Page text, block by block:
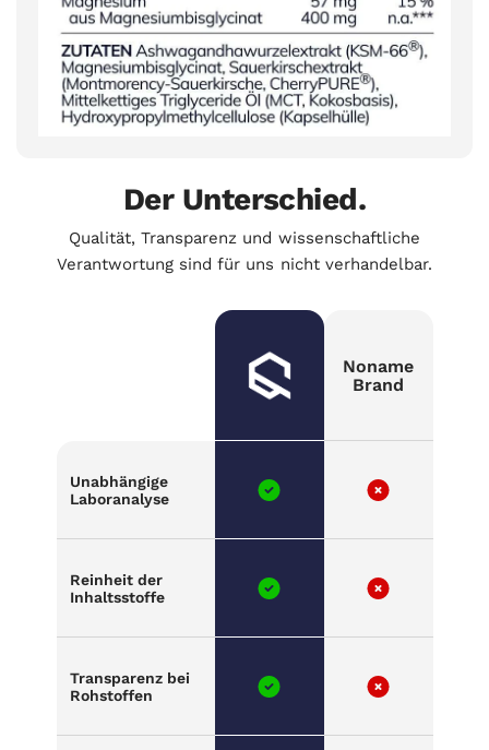
Der Unterschied.
Qualität, Transparenz und wissenschaftliche
Verantwortung sind für uns nicht verhandelbar.
Noname
Brand
Unabhängige
Laboranalyse
Reinheit der
Inhaltsstoffe
Transparenz bei
Rohstoffen